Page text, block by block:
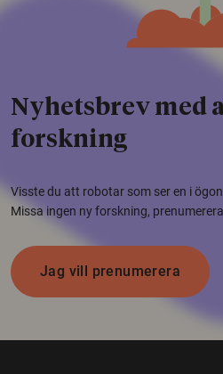
Nyhetsbrev med
forskning
Visste du att robotar som ser en i
Missa ingen ny forskning,
Jag vill prenumerera